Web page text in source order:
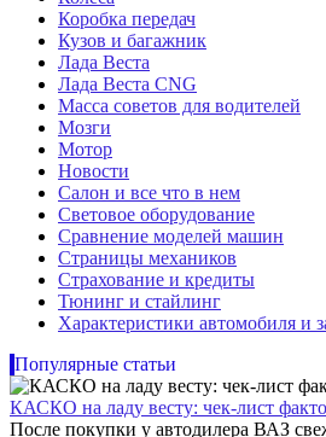
Коробка передач
Кузов и багажник
Лада Веста
Лада Веста CNG
Масса советов для водителей
Мозги
Мотор
Новости
Салон и все что в нем
Световое оборудование
Сравнение моделей машин
Страницы механиков
Страхование и кредиты
Тюнинг и стайлинг
Характеристики автомобиля и
Популярные статьи
КАСКО на ладу весту: чек-лист
После покупки у автодилера ВАЗ